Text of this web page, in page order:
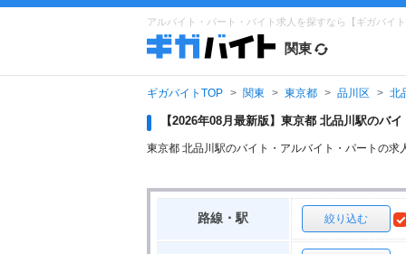
アルバイト・パート・バイト求人を探すなら【ギガバイト
関東
ギガバイトTOP 関東 東京都 品川区 北
【2026年08月最新版】東京都 北品川駅のバ
東京都 北品川駅のバイト・アルバイト・パートの
路線・駅 絞り込む